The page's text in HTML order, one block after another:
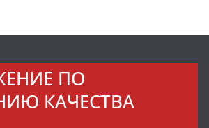
ПО
КАЧЕСТВА